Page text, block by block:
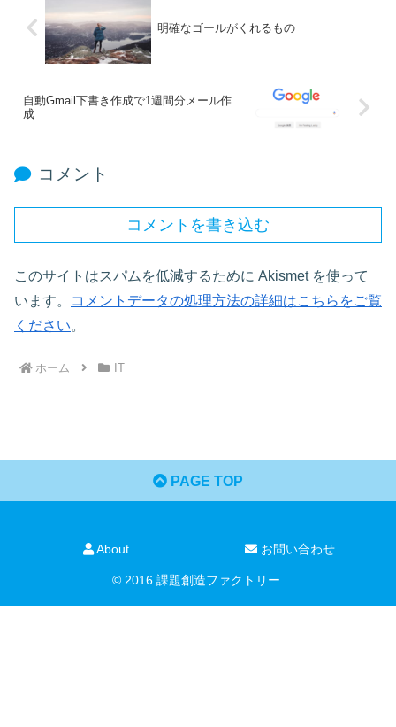
明確なゴールがくれるもの
自動Gmail下書き作成で1週間分メール作
成
コメント
コメントを書き込む
このサイトはスパムを低減するために Akismet を使って
います。
コメントデータの処理方法の詳細はこちらをご覧
ください。
ホーム IT
PAGE TOP
About お問い合わせ
© 2016 課題創造ファクトリー.